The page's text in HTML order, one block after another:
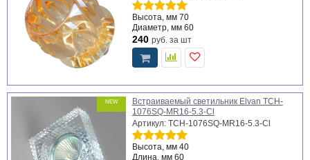
Высота, мм 70
Диаметр, мм 60
240 руб. за шт
NEW
Встраиваемый светильник Elvan TCH-
1076SQ-MR16-5.3-Cl
Артикул: TCH-1076SQ-MR16-5.3-Cl
Высота, мм 40
Длина, мм 60